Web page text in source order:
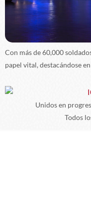
Con más de 60,000
papel vital, destacándose
Unidos en
Todos